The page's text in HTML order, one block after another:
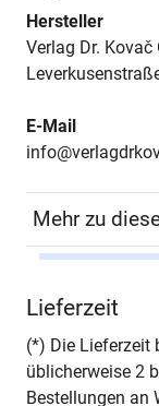
Hersteller
Verlag Dr. Kovač
E-Mail
Mehr zu
Seiten
Jahr
Lieferzeit
(*) Die Lieferzeit
üblicherweise 2
Bestellungen an